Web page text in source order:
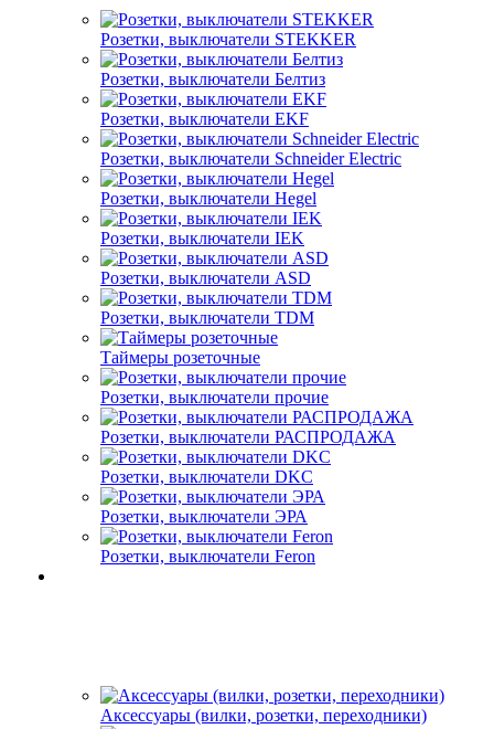
Розетки, выключатели STEKKER
Розетки, выключатели Белтиз
Розетки, выключатели EKF
Розетки, выключатели Schneider Electric
Розетки, выключатели Hegel
Розетки, выключатели IEK
Розетки, выключатели ASD
Розетки, выключатели TDM
Таймеры розеточные
Розетки, выключатели прочие
Розетки, выключатели РАСПРОДАЖА
Розетки, выключатели DKC
Розетки, выключатели ЭРА
Розетки, выключатели Feron
Аксессуары (вилки, розетки, переходники)